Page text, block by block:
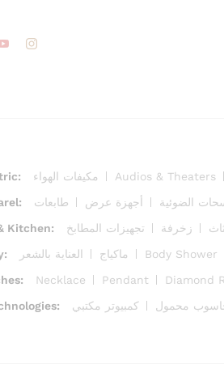
مكيفات الهواء Audios & Theaters
طابعات أجهزة عرض الضوئية
Kitchen:
تجهيزات المطابخ زخرفة أثاث
العناية بالشعر ماكياج Body Shower
Necklace Pendant Diamond
كمبيوتر مكتبي محمول